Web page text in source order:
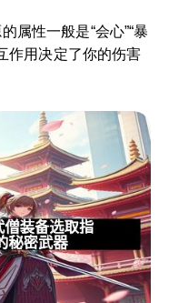
属性一般是“会心”“暴
作用决定了你的伤害